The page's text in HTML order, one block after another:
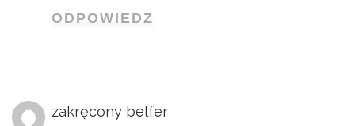
ODPOWIEDZ
zakręcony belfer